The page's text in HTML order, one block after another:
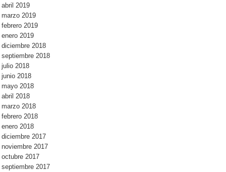
abril 2019
marzo 2019
febrero 2019
enero 2019
diciembre 2018
septiembre 2018
julio 2018
junio 2018
mayo 2018
abril 2018
marzo 2018
febrero 2018
enero 2018
diciembre 2017
noviembre 2017
octubre 2017
septiembre 2017